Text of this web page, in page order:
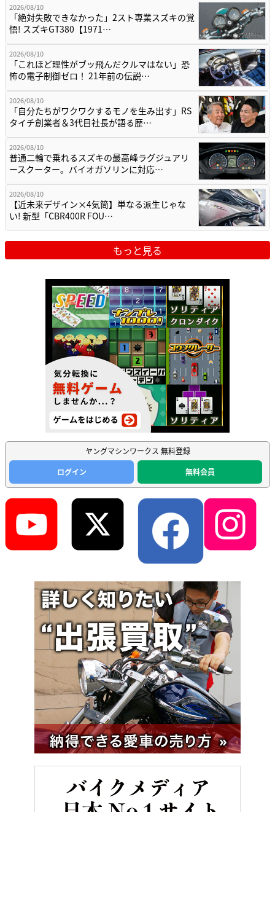
2026/08/10
「絶対失敗できなかった」2スト専業スズキの覚
悟! スズキGT380【1971…
2026/08/10
「これほど理性がブッ飛んだクルマはない」恐
怖の電子制御ゼロ！ 21年前の伝説…
2026/08/10
「自分たちがワクワクするモノを生み出す」RS
タイチ創業者＆3代目社長が語る歴…
2026/08/10
普通二輪で乗れるスズキの最高峰ラグジュアリ
ースクーター。バイオガソリンに対応…
2026/08/10
【近未来デザイン×4気筒】単なる派生じゃな
い! 新型「CBR400R FOU…
もっと見る
ヤングマシンワークス 無料登録
ログイン
無料会員